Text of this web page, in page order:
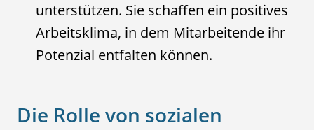
unterstützen. Sie schaffen ein positives
Arbeitsklima, in dem Mitarbeitende ihr
Potenzial entfalten können.
Die Rolle von sozialen